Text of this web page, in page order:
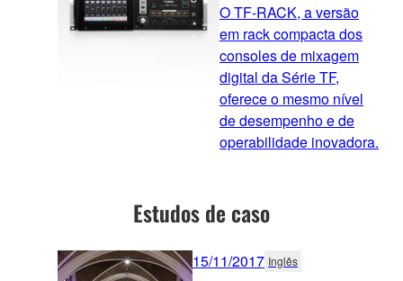
O TF-RACK, a versão
em rack compacta dos
consoles de mixagem
digital da Série TF,
oferece o mesmo nível
de desempenho e de
operabilidade inovadora.
Estudos de caso
15/11/2017 Inglês